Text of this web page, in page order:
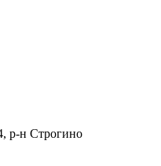
р-н Строгино